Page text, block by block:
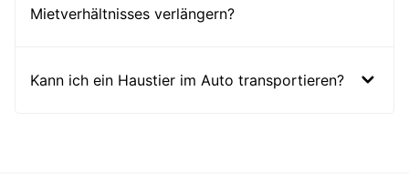
Mietverhältnisses verlängern?
Kann ich ein Haustier im Auto transportieren?